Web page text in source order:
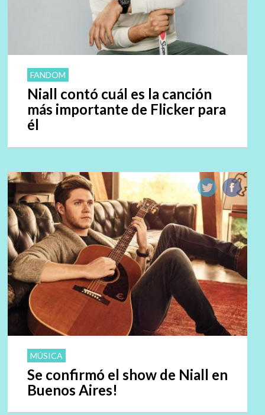
FANDOM
Niall contó cuál es la canción
más importante de Flicker para
él
MÚSICA
Se confirmó el show de Niall en
Buenos Aires!